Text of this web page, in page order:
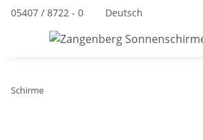
05407 / 8722 - 0 Deutsch
Schirme